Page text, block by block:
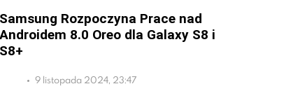
Samsung Rozpoczyna Prace nad
Androidem 8.0 Oreo dla Galaxy S8 i
S8+
9 listopada 2024, 23:47